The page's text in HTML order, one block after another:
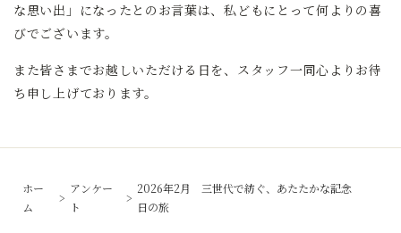
な思い出」になったとのお言葉は、私どもにとって何よりの喜
びでございます。
また皆さまでお越しいただける日を、スタッフ一同心よりお待
ち申し上げております。
ホー
ム
アンケー
ト
2026年2月 三世代で紡ぐ、あたたかな記念
日の旅